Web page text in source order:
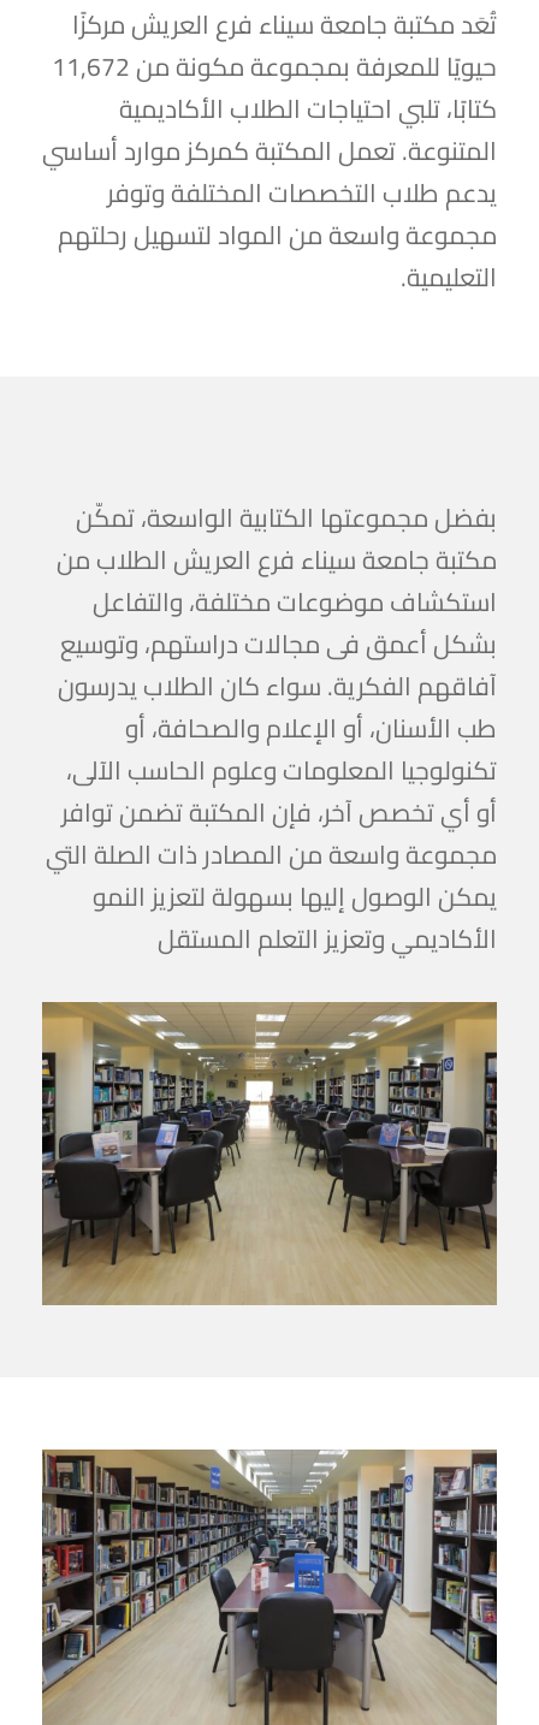
تُعَد مكتبة جامعة سيناء فرع العريش مركزًا
حيويًا للمعرفة بمجموعة مكونة من 11,672
كتابًا، تلبي احتياجات الطلاب الأكاديمية
المتنوعة. تعمل المكتبة كمركز موارد أساسي
يدعم طلاب التخصصات المختلفة وتوفر
مجموعة واسعة من المواد لتسهيل رحلتهم
التعليمية.
بفضل مجموعتها الكتابية الواسعة، تمكّن
مكتبة جامعة سيناء فرع العريش الطلاب من
استكشاف موضوعات مختلفة، والتفاعل
بشكل أعمق فى مجالات دراستهم، وتوسيع
آفاقهم الفكرية. سواء كان الطلاب يدرسون
طب الأسنان، أو الإعلام والصحافة، أو
تكنولوجيا المعلومات وعلوم الحاسب الآلى،
أو أي تخصص آخر، فإن المكتبة تضمن توافر
مجموعة واسعة من المصادر ذات الصلة التي
يمكن الوصول إليها بسهولة لتعزيز النمو
الأكاديمي وتعزيز التعلم المستقل